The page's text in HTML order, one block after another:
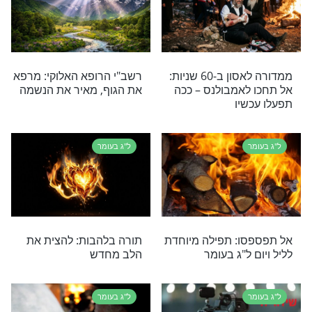
לפתור כל העולם
סיפורי ניסים
ל"ג בעומר
ל"ג בעומר
ל"ג בעומר 2020 - על היום
הנשגב
ל"ג בעומר